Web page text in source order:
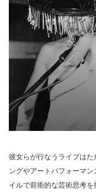
彼女らが行なうライブは
ングやアートパフォーマ
イルで前衛的な芸術思考を